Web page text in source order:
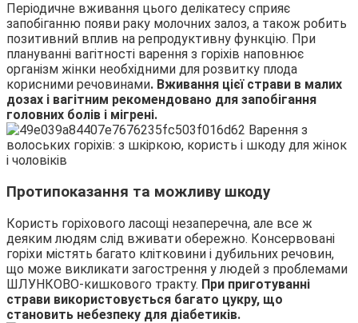
Періодичне вживання цього делікатесу сприяє
запобіганню появи раку молочних залоз, а також робить
позитивний вплив на репродуктивну функцію. При
плануванні вагітності варення з горіхів наповнює
організм жінки необхідними для розвитку плода
корисними речовинами. Вживання цієї страви в малих
дозах і вагітним рекомендовано для запобігання
головних болів і мігрені.
Протипоказання та можливу шкоду
Користь горіхового ласощі незаперечна, але все ж
деяким людям слід вживати обережно. Консервовані
горіхи містять багато клітковини і дубильних речовин,
що може викликати загострення у людей з проблемами
ШЛУНКОВО-кишкового тракту. При приготуванні
страви використовується багато цукру, що
становить небезпеку для діабетиків.